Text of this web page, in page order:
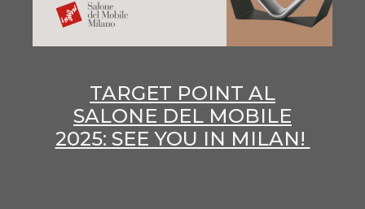
TARGET POINT AL
SALONE DEL MOBILE
2025: SEE YOU IN MILAN!